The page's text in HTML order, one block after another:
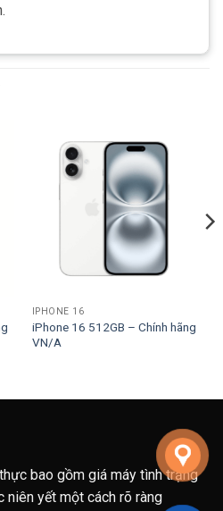
IPHONE 16
iPhone 16 512GB – Chính hãng
VN/A
bao gồm giá máy tình trạng
yết một cách rõ ràng